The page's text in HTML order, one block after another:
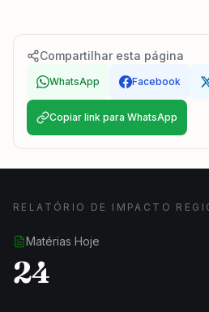
Compartilhar esta página
WhatsApp Facebook
Copiar link para WhatsApp
RELATÓRIO DE IMPACTO
Matérias Hoje
24